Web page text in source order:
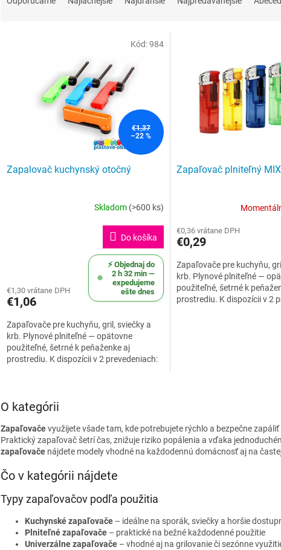
€1,37
–22 %
Zapalovač kuchynský otočný
Skladom (>600 ks)
€1,30 vrátane DPH
€1,06
Do košíka
⚡ Objednaj do
2 h 32 min —
expedujeme
ešte dnes
Zapaľovače pre kuchyňu, gril, sviečky a
krb. Plynové plniteľné — opätovne
použiteľné, šetrné k peňaženke aj
prostrediu. K dispozícii v 2 prevedeniach:
Kód:984
Zapaľovač plniteľný
produktu
je
z
5
hviezdičiek.
€0,36 vrátane DPH
€0,29
Zapaľovače pre kuchyňu,
krb. Plynové plniteľné —
použiteľné, šetrné k
prostrediu. K dispozícii v 2
d
a
c
k
y
O kategórii
Zapaľovačevyužijete všade tam, kde potrebujete rýchlo a bezpečne
Praktický zapaľovač šetrí čas, znižuje riziko popálenia a vďaka
zapaľovače nájdete modely vhodné na každodennú domácnosť aj na
Čo v kategórii nájdete
Typy zapaľovačov podľa použitia
Kuchynské zapaľovače – ideálne na sporák, sviečky a horšie
Plniteľné zapaľovače – praktické na bežné každodenné použitie
Univerzálne zapaľovače – vhodné aj na grilovanie či sezónne